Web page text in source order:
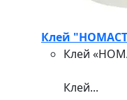
Клей
Клей
Клей...